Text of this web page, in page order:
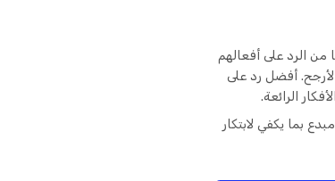
من الرد على أفعالهم
أفضل رد على
الرائعة.
بما يكفي لابتكار